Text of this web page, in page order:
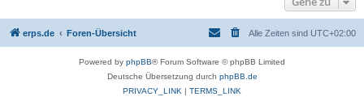
erps.de Foren-Übersicht Alle Zeiten sind UTC+02:00
Powered by phpBB® Forum Software © phpBB Limited
Deutsche Übersetzung durch phpBB.de
PRIVACY_LINK | TERMS_LINK